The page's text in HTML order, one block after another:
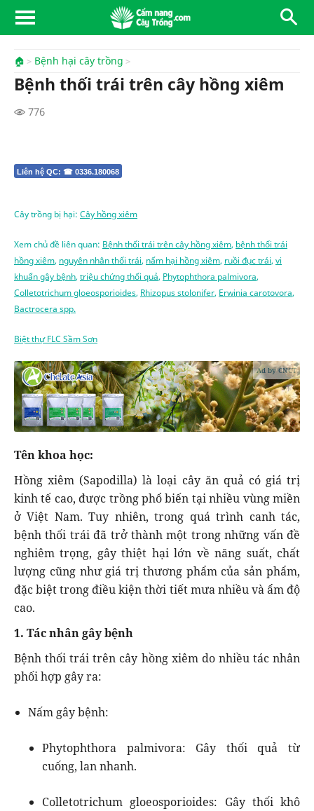
🏠 Bệnh hại cây trồng
Bệnh thối trái trên cây hồng xiêm
776
Liên hệ QC: ☎ 0336.180068
Cây trồng bị hại: Cây hồng xiêm
Xem chủ đề liên quan: Bệnh thối trái trên cây hồng xiêm, bệnh thối trái
hồng xiêm, nguyên nhân thối trái, nấm hại hồng xiêm, ruồi đục trái, vi
khuẩn gây bệnh, triệu chứng thối quả, Phytophthora palmivora,
Colletotrichum gloeosporioides, Rhizopus stolonifer, Erwinia carotovora,
Bactrocera spp.
Biệt thự FLC Sầm Sơn
Ad by CNCT
Tên khoa học:
Hồng xiêm (Sapodilla) là loại cây ăn quả có giá trị
kinh tế cao, được trồng phổ biến tại nhiều vùng miền
ở Việt Nam. Tuy nhiên, trong quá trình canh tác,
bệnh thối trái đã trở thành một trong những vấn đề
nghiêm trọng, gây thiệt hại lớn về năng suất, chất
lượng cũng như giá trị thương phẩm của sản phẩm,
đặc biệt trong điều kiện thời tiết mưa nhiều và ẩm độ
cao.
1. Tác nhân gây bệnh
Bệnh thối trái trên cây hồng xiêm do nhiều tác nhân
phối hợp gây ra:
Nấm gây bệnh:
Phytophthora palmivora: Gây thối quả từ
cuống, lan nhanh.
Colletotrichum gloeosporioides: Gây thối khô